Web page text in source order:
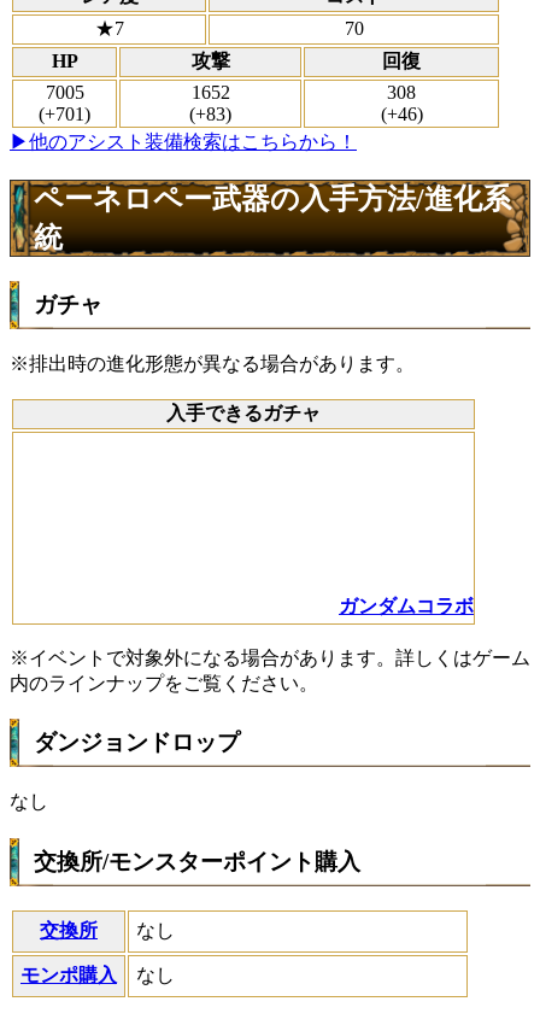
★7
70
HP
攻撃
回復
7005
(+701)
1652
(+83)
308
(+46)
▶他のアシスト装備検索はこちらから！
ペーネロペー武器の入手方法/進化系
統
ガチャ
※排出時の進化形態が異なる場合があります。
入手できるガチャ
ガンダムコラボ
※イベントで対象外になる場合があります。詳しくはゲーム
内のラインナップをご覧ください。
ダンジョンドロップ
なし
交換所/モンスターポイント購入
交換所 なし
モンポ購入 なし